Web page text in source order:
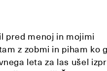
pred menoj in mojimi
z zobmi in piham ko
leta za las ušel